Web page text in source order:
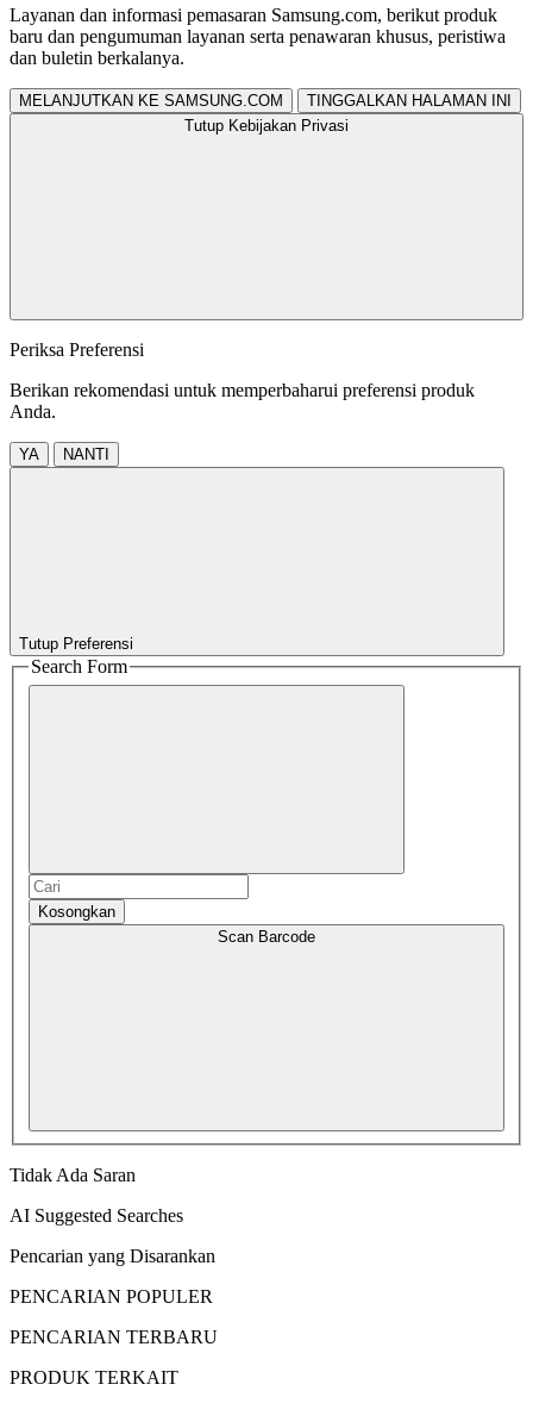
Layanan dan informasi pemasaran Samsung.com, berikut produk
baru dan pengumuman layanan serta penawaran khusus, peristiwa
dan buletin berkalanya.
MELANJUTKAN KE SAMSUNG.COM
TINGGALKAN HALAMAN INI
Tutup Kebijakan Privasi
Periksa Preferensi
Berikan rekomendasi untuk memperbaharui preferensi produk
Anda.
YA NANTI
Tutup Preferensi
Search Form
Kosongkan
Scan Barcode
Tidak Ada Saran
AI Suggested Searches
Pencarian yang Disarankan
PENCARIAN POPULER
PENCARIAN TERBARU
PRODUK TERKAIT